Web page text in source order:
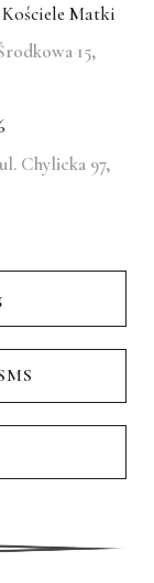
Kościele Matki
15,
Chylicka 97,